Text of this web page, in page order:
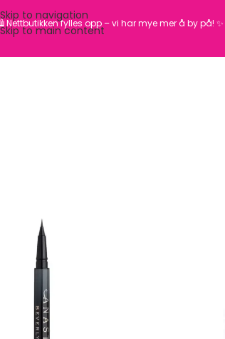
Skip to navigation
Skip to main content
Nettbutikken fylles opp – vi har mye mer å by på! ✨